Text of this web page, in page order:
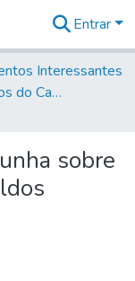
Entrar
Interessantes
Volume 72 - Ofícios do Capitão General D. Luis Antonio de Souza Botelho Mourão (Morgado de Matheus): 1765-1766
sobre